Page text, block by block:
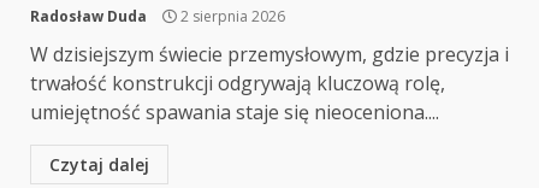
Radosław Duda 2 sierpnia 2026
W dzisiejszym świecie przemysłowym, gdzie precyzja i
trwałość konstrukcji odgrywają kluczową rolę,
umiejętność spawania staje się nieoceniona....
Czytaj dalej